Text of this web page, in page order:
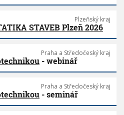
Plzeňský kraj
STAVEB Plzeň 2026
Praha a Středočeský kraj
- webinář
Praha a Středočeský kraj
- seminář